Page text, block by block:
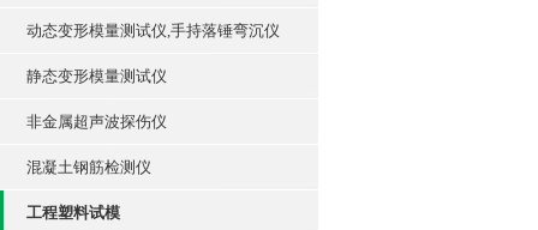
动态变形模量测试仪,手持落锤弯沉仪
静态变形模量测试仪
非金属超声波探伤仪
混凝土钢筋检测仪
工程塑料试模